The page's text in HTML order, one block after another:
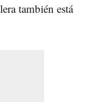
también está